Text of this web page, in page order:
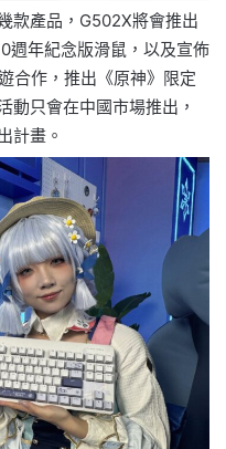
款產品，G502X將會推出
週年紀念版滑鼠，以及宣佈
合作，推出《原神》限定
動只會在中國市場推出，
計畫。